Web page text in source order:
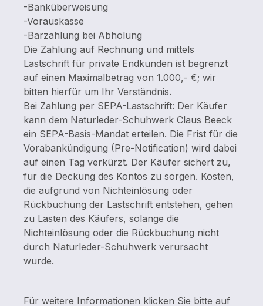
-Banküberweisung
-Vorauskasse
-Barzahlung bei Abholung
Die Zahlung auf Rechnung und mittels
Lastschrift für private Endkunden ist begrenzt
auf einen Maximalbetrag von 1.000,- €; wir
bitten hierfür um Ihr Verständnis.
Bei Zahlung per SEPA-Lastschrift: Der Käufer
kann dem Naturleder-Schuhwerk Claus Beeck
ein SEPA-Basis-Mandat erteilen. Die Frist für die
Vorabankündigung (Pre-Notification) wird dabei
auf einen Tag verkürzt. Der Käufer sichert zu,
für die Deckung des Kontos zu sorgen. Kosten,
die aufgrund von Nichteinlösung oder
Rückbuchung der Lastschrift entstehen, gehen
zu Lasten des Käufers, solange die
Nichteinlösung oder die Rückbuchung nicht
durch Naturleder-Schuhwerk verursacht
wurde.
Für weitere Informationen klicken Sie bitte auf